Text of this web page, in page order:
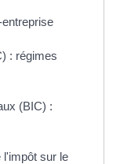
: régimes
(BIC) :
l'impôt sur le